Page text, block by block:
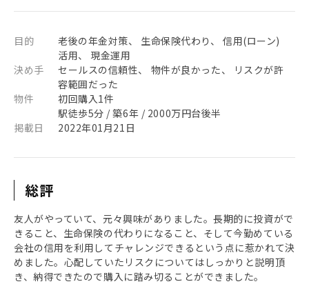
目的
老後の年金対策、 生命保険代わり、 信用(ローン)
活用、 現金運用
決め手
セールスの信頼性、 物件が良かった、 リスクが許
容範囲だった
物件
初回購入1件
駅徒歩5分 / 築6年 / 2000万円台後半
掲載日
2022年01月21日
総評
友人がやっていて、元々興味がありました。長期的に投資がで
きること、生命保険の代わりになること、そして今勤めている
会社の信用を利用してチャレンジできるという点に惹かれて決
めました。心配していたリスクについてはしっかりと説明頂
き、納得できたので購入に踏み切ることができました。